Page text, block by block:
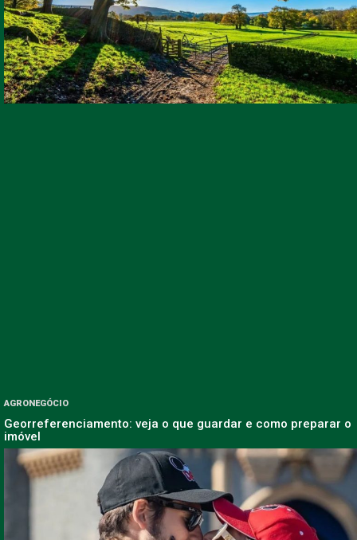
AGRONEGÓCIO
Georreferenciamento: veja o que guardar e como preparar o
imóvel